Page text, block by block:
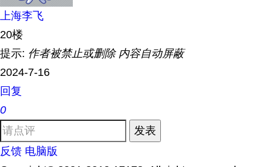
上海李飞
20楼
提示: 作者被禁止或删除 内容自动屏蔽
2024-7-16
回复
0
发表
反馈 电脑版